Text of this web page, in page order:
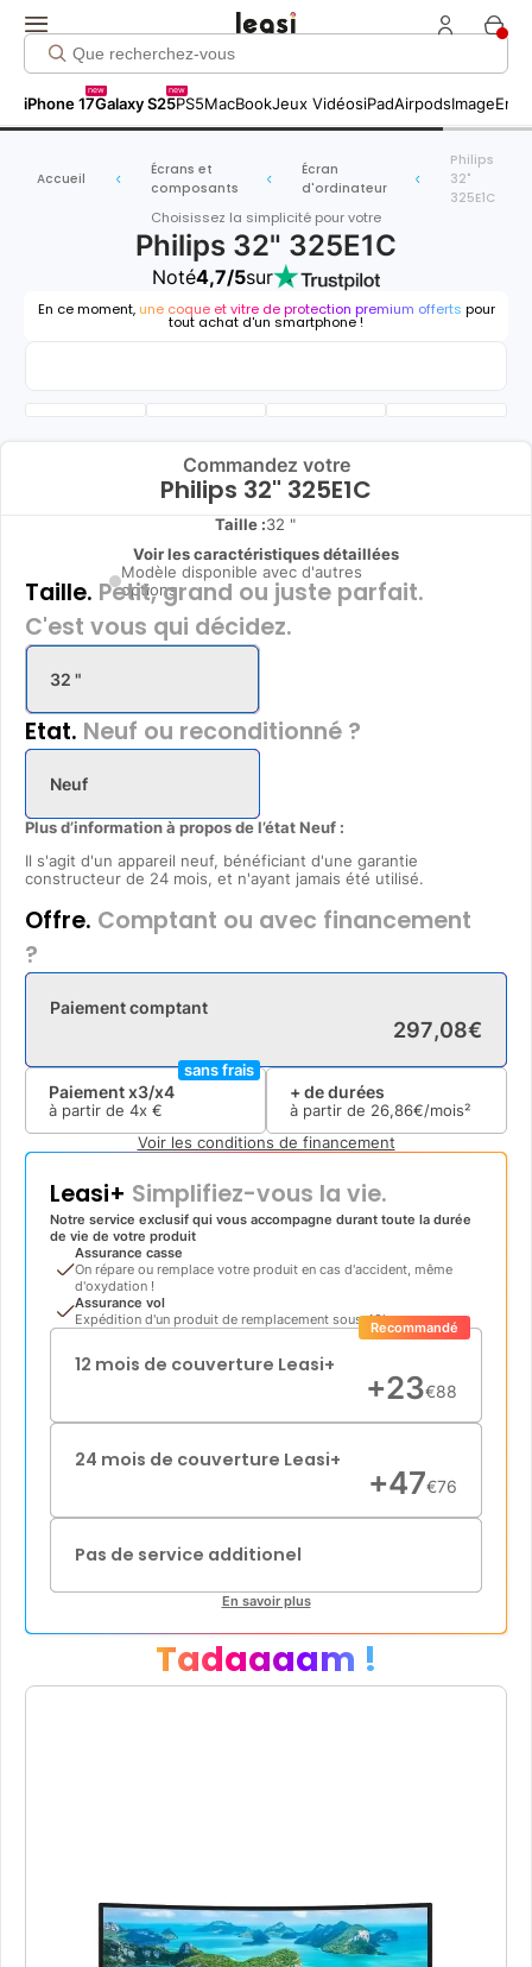
iPhone 17
new
Galaxy S25
new
PS5MacBookJeux VidéosiPadAirpodsImage
Accueil
Écrans et
composants
Écran
d'ordinateur
Philips
32"
325E1C
Choisissez la simplicité pour votre
Philips 32" 325E1C
Noté4,7/5sur
En ce moment, une coque et vitre de protection premium offerts pour
tout achat d'un smartphone !
Commandez votre
Philips 32" 325E1C
Taille :32 "
Voir les caractéristiques détaillées
Modèle disponible avec d'autres
options
Taille. Petit, grand ou juste parfait.
C'est vous qui décidez.
32 "
Etat. Neuf ou reconditionné ?
Neuf
Plus d’information à propos de l’état Neuf :
Il s'agit d'un appareil neuf, bénéficiant d'une garantie
constructeur de 24 mois, et n'ayant jamais été utilisé.
Offre. Comptant ou avec financement
?
Paiement comptant
297,08€
Paiement x3/x4
à partir de 4x €
sans frais
+ de durées
à partir de 26,86€/mois²
Voir les conditions de financement
Leasi+ Simplifiez-vous la vie.
Notre service exclusif qui vous accompagne durant toute la durée
de vie de votre produit
Assurance casse
On répare ou remplace votre produit en cas d'accident, même
d'oxydation !
Assurance vol
Expédition d'un produit de remplacement sous 48h
12 mois de couverture Leasi+
+23€88
Recommandé
24 mois de couverture Leasi+
+47€76
Pas de service additionel
En savoir plus
Tadaaaam !